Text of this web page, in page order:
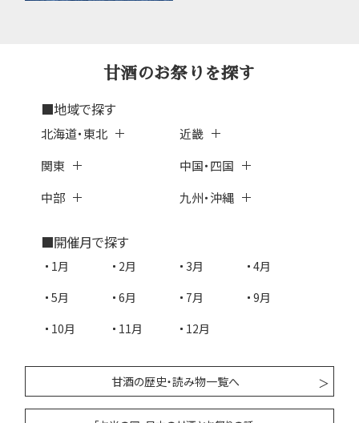
甘酒のお祭りを探す
■地域で探す
北海道・東北
関東
中部
近畿
中国・四国
九州・沖縄
■開催月で探す
1月 2月 3月
4月
5月
6月 7月
9月
10月
11月 12月
甘酒の歴史・読み物一覧へ